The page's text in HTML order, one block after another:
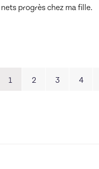
nets progrès chez ma fille.
1 2 3 4